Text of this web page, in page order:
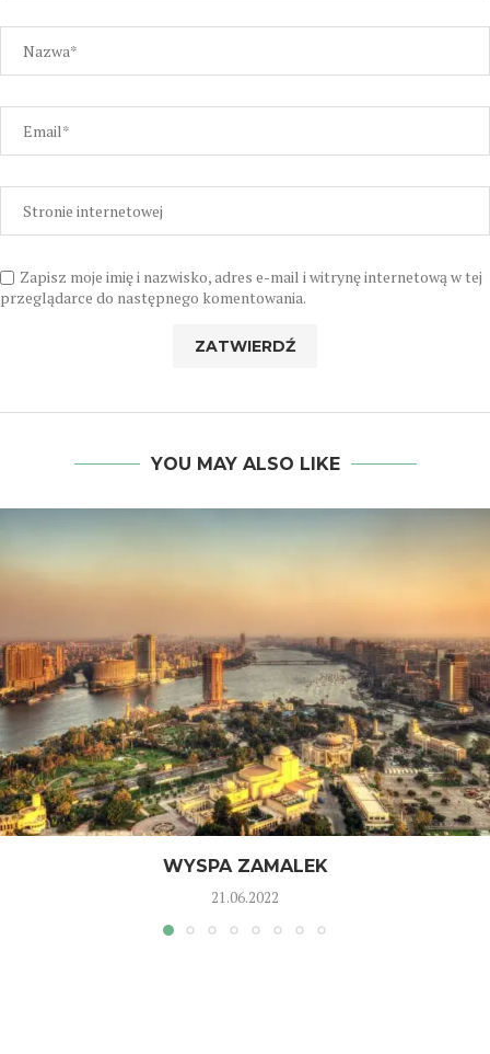
Zapisz moje imię i nazwisko, adres e-mail i witrynę internetową w tej
przeglądarce do następnego komentowania.
YOU MAY ALSO LIKE
WYSPA ZAMALEK
21.06.2022